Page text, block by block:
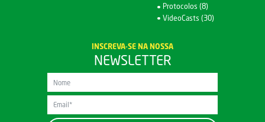
Protocolos (8)
VideoCasts (30)
INSCREVA-SE NA NOSSA
NEWSLETTER